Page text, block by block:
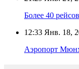
Более 40
12:33 Янв. 18,
Аэропорт